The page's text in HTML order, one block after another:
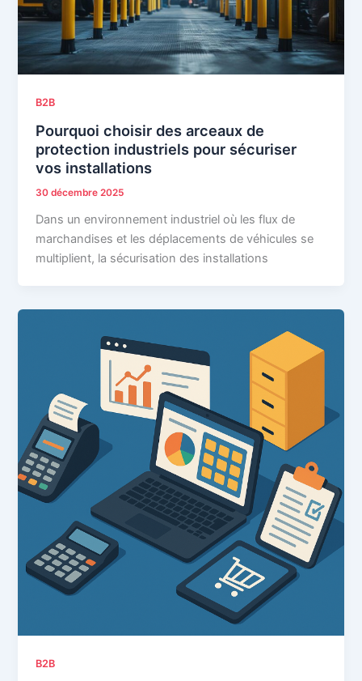
B2B
Pourquoi choisir des arceaux de
protection industriels pour sécuriser
vos installations
30 décembre 2025
Dans un environnement industriel où les flux de
marchandises et les déplacements de véhicules se
multiplient, la sécurisation des installations
B2B